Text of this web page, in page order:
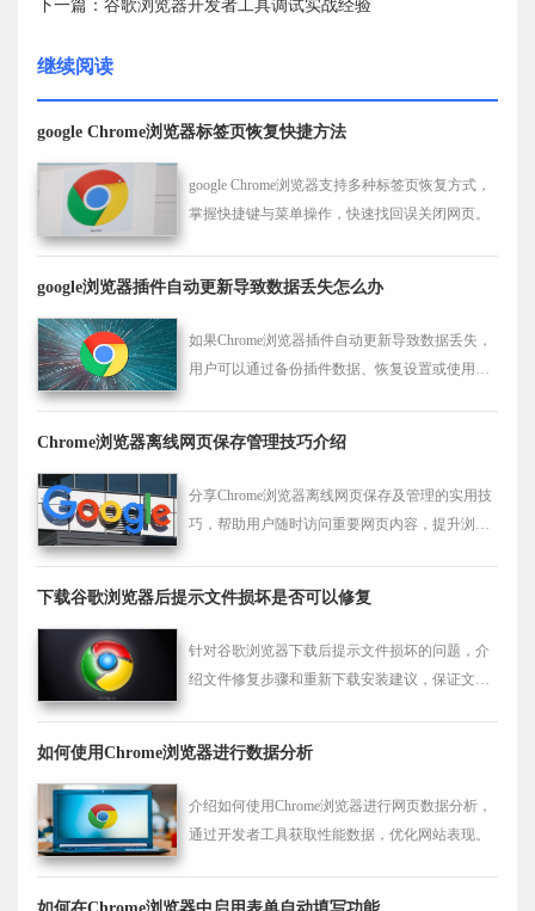
下一篇：谷歌浏览器开发者工具调试实战经验
继续阅读
google Chrome浏览器标签页恢复快捷方法
google Chrome浏览器支持多种标签页恢复方式，
掌握快捷键与菜单操作，快速找回误关闭网页。
google浏览器插件自动更新导致数据丢失怎么办
如果Chrome浏览器插件自动更新导致数据丢失，
用户可以通过备份插件数据、恢复设置或使用插
Chrome浏览器离线网页保存管理技巧介绍
分享Chrome浏览器离线网页保存及管理的实用技
巧，帮助用户随时访问重要网页内容，提升浏览
下载谷歌浏览器后提示文件损坏是否可以修复
针对谷歌浏览器下载后提示文件损坏的问题，介
绍文件修复步骤和重新下载安装建议，保证文件
如何使用Chrome浏览器进行数据分析
介绍如何使用Chrome浏览器进行网页数据分析，
通过开发者工具获取性能数据，优化网站表现。